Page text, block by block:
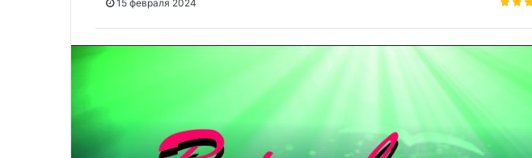
15 февраля 2024